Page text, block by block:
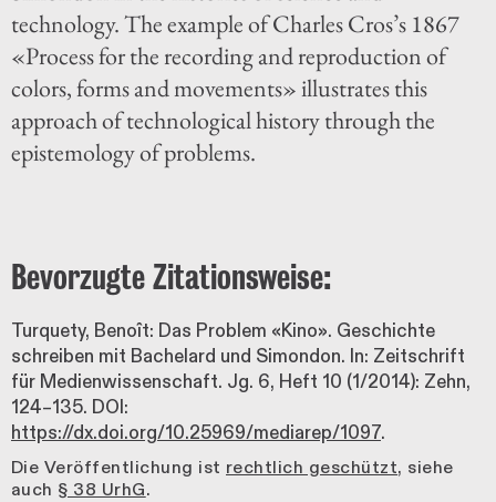
technology. The example of Charles Cros’s 1867
«Process for the recording and reproduction of
colors, forms and movements» illustrates this
approach of technological history through the
epistemology of problems.
Bevorzugte Zitationsweise:
Turquety, Benoît: Das Problem «Kino». Geschichte
schreiben mit Bachelard und Simondon. In: Zeitschrift
für Medienwissenschaft. Jg. 6, Heft 10 (1/2014): Zehn,
124–135. DOI:
https://dx.doi.org/10.25969/mediarep/1097.
Die Veröffentlichung ist rechtlich geschützt, siehe
auch § 38 UrhG.